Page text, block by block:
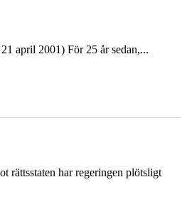
april 2001) För 25 år sedan,...
rättsstaten har regeringen plötsligt